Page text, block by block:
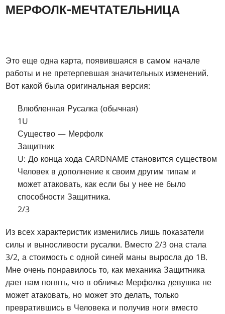
МЕРФОЛК-МЕЧТАТЕЛЬНИЦА
Это еще одна карта, появившаяся в самом начале
работы и не претерпевшая значительных изменений.
Вот какой была оригинальная версия:
Влюбленная Русалка (обычная)
1U
Существо — Мерфолк
Защитник
U: До конца хода CARDNAME становится существом
Человек в дополнение к своим другим типам и
может атаковать, как если бы у нее не было
способности Защитника.
2/3
Из всех характеристик изменились лишь показатели
силы и выносливости русалки. Вместо 2/3 она стала
3/2, а стоимость с одной синей маны выросла до 1B.
Мне очень понравилось то, как механика Защитника
дает нам понять, что в обличье Мерфолка девушка не
может атаковать, но может это делать, только
превратившись в Человека и получив ноги вместо